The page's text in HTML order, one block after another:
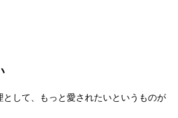
として、もっと愛されたいというものが